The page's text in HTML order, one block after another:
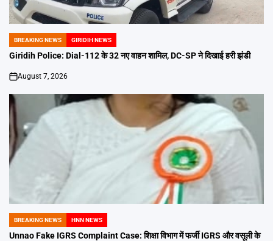
POSTED
IN
BREAKING NEWS GIRIDIH NEWS
Giridih Police: Dial-112 के 32 नए वाहन शामिल, DC-SP ने दिखाई हरी झंडी
on
August 7, 2026
POSTED
IN
BREAKING NEWS HNN NEWS
Unnao Fake IGRS Complaint Case: शिक्षा विभाग में फर्जी IGRS और वसूली के